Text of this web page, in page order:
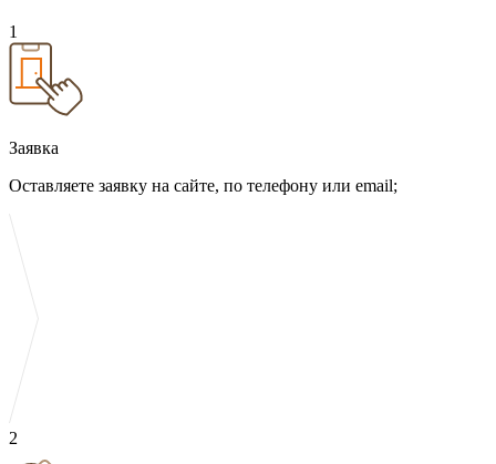
1
Заявка
Оставляете заявку на сайте, по телефону или email;
2